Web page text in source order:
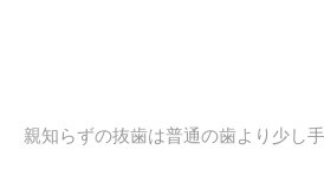
親知らずの抜歯は普通の歯より少し